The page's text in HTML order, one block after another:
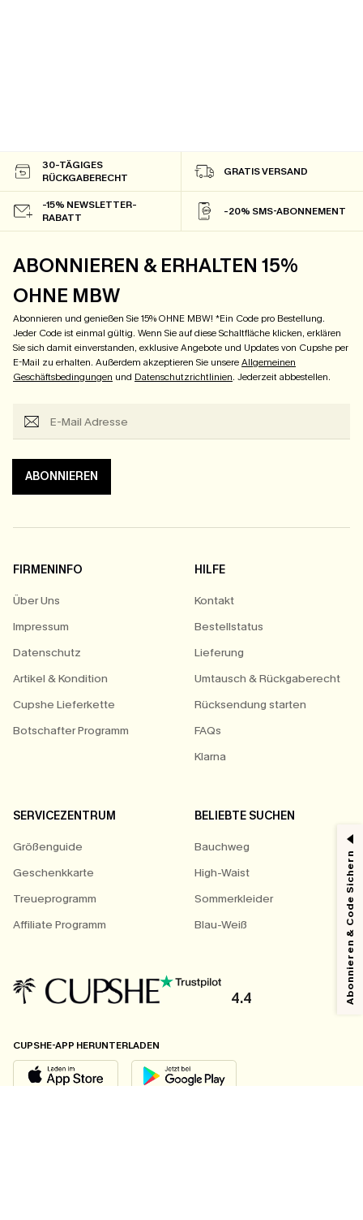
30-TÄGIGES
RÜCKGABERECHT
GRATIS VERSAND
-15% NEWSLETTER-
RABATT
-20% SMS-ABONNEMENT
ABONNIEREN & ERHALTEN 15%
OHNE MBW
Abonnieren und genießen Sie 15% OHNE MBW! *Ein Code pro Bestellung.
Jeder Code ist einmal gültig. Wenn Sie auf diese Schaltfläche klicken, erklären
Sie sich damit einverstanden, exklusive Angebote und Updates von Cupshe per
E-Mail zu erhalten. Außerdem akzeptieren Sie unsereAllgemeinen
Geschäftsbedingungen und Datenschutzrichtlinien. Jederzeit abbestellen.
ABONNIEREN
FIRMENINFO
Über Uns
Impressum
Datenschutz
Artikel & Kondition
Cupshe Lieferkette
Botschafter Programm
HILFE
Kontakt
Bestellstatus
Lieferung
Umtausch & Rückgaberecht
Rücksendung starten
FAQs
Klarna
SERVICEZENTRUM
Größenguide
Geschenkkarte
Treueprogramm
Affiliate Programm
BELIEBTE SUCHEN
Bauchweg
High-Waist
Sommerkleider
Blau-Weiß
4.4
CUPSHE-APP HERUNTERLADEN
Abonnieren & Code Sichern